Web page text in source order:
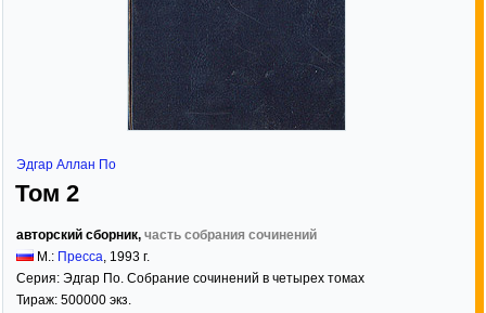
Эдгар Аллан По
Том 2
авторский сборник, часть собрания сочинений
М.: Пресса, 1993 г.
Серия: Эдгар По. Собрание сочинений в четырех томах
Тираж: 500000 экз.